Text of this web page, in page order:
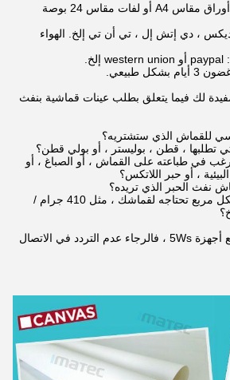
: محضر في أوراق مقاس A4 أو لفات مقاس 24 بوصة
، دي إتش إل ، تي أن تي إلخ. الهواء
: paypal أو western union إلخ.
بشكل طبيعي.
لك فيما يتعلق بطلب عينات قماشية بنفث
ترغب في طباعته على القماش ، أو الصباغ ، أو
، أو حبر اللاتكس؟
5. ما هو الوزن التقريبي لكل مربع تحتاجه لقماشك ، مثل 410 جرام /
إذا كنت واضحًا بشأن جميع أجهزة 5Ws ، فالرجاء عدم التردد في الاتصال